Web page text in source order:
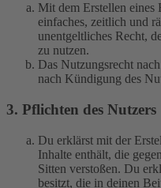
Mit dem Erstellen eines
einfaches, zeitlich und
unentgeltliches Recht,
zu nutzen.
Das Nutzungsrecht
nach Kündigung des
3. Pflichten des Nutzers
Du erklärst mit der
Inhalte enthält, die
Sitten verstoßen. Du
besitzt, die in deinen